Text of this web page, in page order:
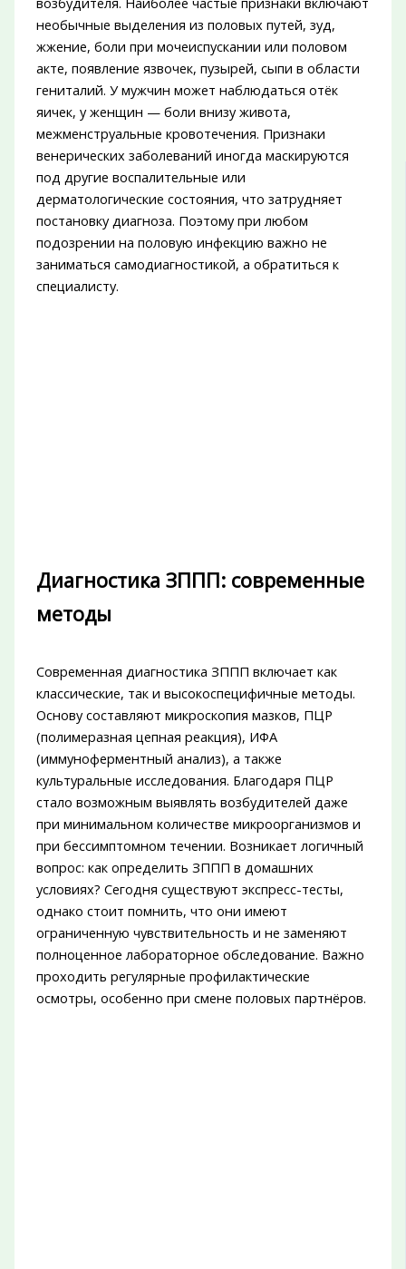
необычные выделения из половых путей, зуд,
жжение, боли при мочеиспускании или половом
акте, появление язвочек, пузырей, сыпи в области
гениталий. У мужчин может наблюдаться отёк
яичек, у женщин — боли внизу живота,
межменструальные кровотечения. Признаки
венерических заболеваний иногда маскируются
под другие воспалительные или
дерматологические состояния, что затрудняет
постановку диагноза. Поэтому при любом
подозрении на половую инфекцию важно не
заниматься самодиагностикой, а обратиться к
специалисту.
Диагностика ЗППП: современные
методы
Современная диагностика ЗППП включает как
классические, так и высокоспецифичные методы.
Основу составляют микроскопия мазков, ПЦР
(полимеразная цепная реакция), ИФА
(иммуноферментный анализ), а также
культуральные исследования. Благодаря ПЦР
стало возможным выявлять возбудителей даже
при минимальном количестве микроорганизмов и
при бессимптомном течении. Возникает логичный
вопрос: как определить ЗППП в домашних
условиях? Сегодня существуют экспресс-тесты,
однако стоит помнить, что они имеют
ограниченную чувствительность и не заменяют
полноценное лабораторное обследование. Важно
проходить регулярные профилактические
осмотры, особенно при смене половых партнёров.